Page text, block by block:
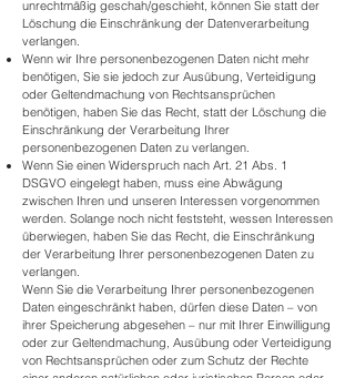
unrechtmäßig geschah/geschieht, können Sie statt der
Löschung die Einschränkung der Datenverarbeitung
verlangen.
Wenn wir Ihre personenbezogenen Daten nicht mehr
benötigen, Sie sie jedoch zur Ausübung, Verteidigung
oder Geltendmachung von Rechtsansprüchen
benötigen, haben Sie das Recht, statt der Löschung die
Einschränkung der Verarbeitung Ihrer
personenbezogenen Daten zu verlangen.
Wenn Sie einen Widerspruch nach Art. 21 Abs. 1
DSGVO eingelegt haben, muss eine Abwägung
zwischen Ihren und unseren Interessen vorgenommen
werden. Solange noch nicht feststeht, wessen Interessen
überwiegen, haben Sie das Recht, die Einschränkung
der Verarbeitung Ihrer personenbezogenen Daten zu
verlangen.
Wenn Sie die Verarbeitung Ihrer personenbezogenen
Daten eingeschränkt haben, dürfen diese Daten – von
ihrer Speicherung abgesehen – nur mit Ihrer Einwilligung
oder zur Geltendmachung, Ausübung oder Verteidigung
von Rechtsansprüchen oder zum Schutz der Rechte